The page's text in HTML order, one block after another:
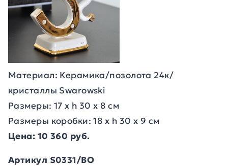
Материал: Керамика/позолота 24к/
кристаллы Swarowski
Размеры: 17 х h 30 x 8 см
Размеры коробки: 18 х h 30 x 9 см
Цена: 10 360 руб.
Артикул S0331/BO